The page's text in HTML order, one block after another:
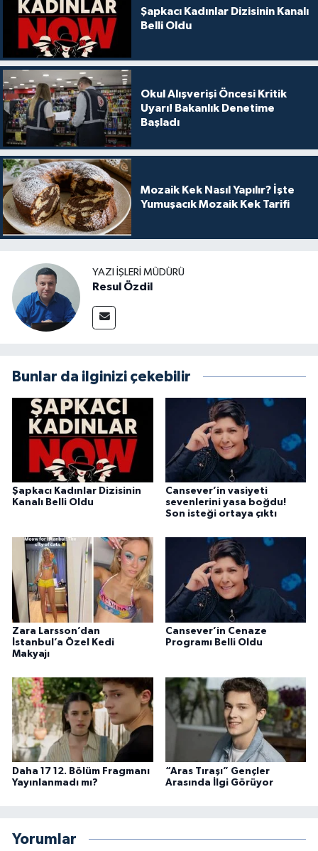
Şapkacı Kadınlar Dizisinin Kanalı
Belli Oldu
Okul Alışverişi Öncesi Kritik
Uyarı! Bakanlık Denetime
Başladı
Mozaik Kek Nasıl Yapılır? İşte
Yumuşacık Mozaik Kek Tarifi
YAZI İŞLERI MÜDÜRÜ
Resul Özdil
Bunlar da ilginizi çekebilir
Şapkacı Kadınlar Dizisinin
Kanalı Belli Oldu
Cansever’in vasiyeti
sevenlerini yasa boğdu!
Son isteği ortaya çıktı
Zara Larsson’dan
İstanbul’a Özel Kedi
Makyajı
Cansever’in Cenaze
Programı Belli Oldu
Daha 17 12. Bölüm Fragmanı
Yayınlanmadı mı?
“Aras Tıraşı” Gençler
Arasında İlgi Görüyor
Yorumlar